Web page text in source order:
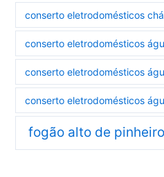
conserto eletrodomésticos
conserto eletrodomésticos
conserto eletrodomésticos
conserto eletrodomésticos
fogão alto de